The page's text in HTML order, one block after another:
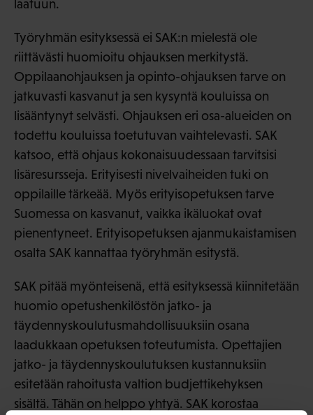
laatuun.
Työryhmän esityksessä ei SAK:n mielestä ole
riittävästi huomioitu ohjauksen merkitystä.
Oppilaanohjauksen ja opinto-ohjauksen tarve on
jatkuvasti kasvanut ja sen kysyntä kouluissa on
lisääntynyt selvästi. Ohjauksen eri osa-alueiden on
todettu kouluissa toetutuvan vaihtelevasti. SAK
katsoo, että ohjaus kokonaisuudessaan tarvitsisi
lisäresursseja. Erityisesti nivelvaiheiden tuki on
oppilaille tärkeää. Myös erityisopetuksen tarve
Suomessa on kasvanut, vaikka ikäluokat ovat
pienentyneet. Erityisopetuksen ajanmukaistamisen
osalta SAK kannattaa työryhmän esitystä.
SAK pitää myönteisenä, että esityksessä kiinnitetään
huomio opetushenkilöstön jatko- ja
täydennyskoulutusmahdollisuuksiin osana
laadukkaan opetuksen toteutumista. Opettajien
jatko- ja täydennyskoulutuksen kustannuksiin
esitetään rahoitusta valtion budjettikehyksen
sisältä. Tähän on helppo yhtyä. SAK korostaa